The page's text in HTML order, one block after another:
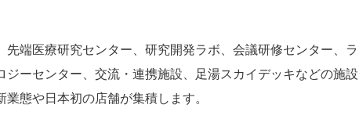
端医療研究センター、研究開発ラボ、会議研修センター、ラ
ーセンター、交流・連携施設、足湯スカイデッキなどの施設
態や日本初の店舗が集積します。